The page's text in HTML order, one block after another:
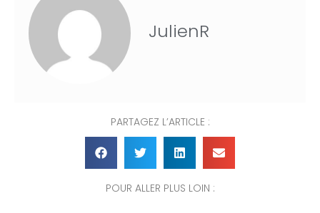
JulienR
PARTAGEZ L’ARTICLE :
POUR ALLER PLUS LOIN :